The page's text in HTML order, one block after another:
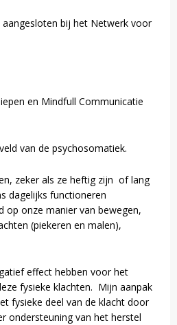
aangesloten bij het Netwerk voor
en Mindfull Communicatie
van de psychosomatiek.
zeker als ze heftig zijn of lang
dagelijks functioneren
op onze manier van bewegen,
(piekeren en malen),
effect hebben voor het
fysieke klachten. Mijn aanpak
fysieke deel van de klacht door
ondersteuning van het herstel